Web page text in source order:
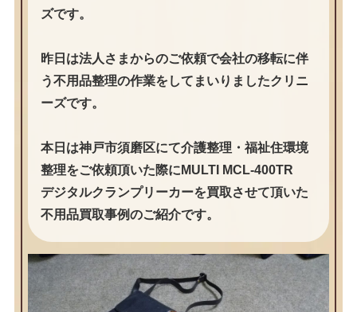
ズです。
昨日は法人さまからのご依頼で会社の移転に伴
う不用品整理の作業をしてまいりましたクリニ
ーズです。
本日は神戸市須磨区にて介護整理・福祉住環境
整理をご依頼頂いた際にMULTI MCL-400TR
デジタルクランプリーカーを買取させて頂いた
不用品買取事例のご紹介です。